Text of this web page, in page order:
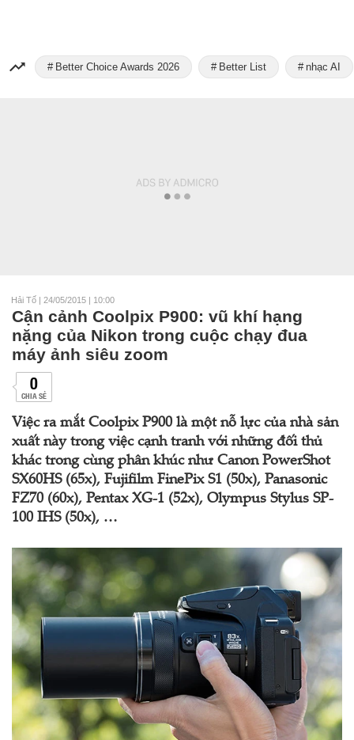
Better Choice Awards 2026 Better List nhạc AI
Hải Tố | 24/05/2015 | 10:00
Cận cảnh Coolpix P900: vũ khí hạng
nặng của Nikon trong cuộc chạy đua
máy ảnh siêu zoom
0
CHIA SẺ
Việc ra mắt Coolpix P900 là một nỗ lực của nhà sản
xuất này trong việc cạnh tranh với những đối thủ
khác trong cùng phân khúc như Canon PowerShot
SX60HS (65x), Fujifilm FinePix S1 (50x), Panasonic
FZ70 (60x), Pentax XG-1 (52x), Olympus Stylus SP-
100 IHS (50x), …